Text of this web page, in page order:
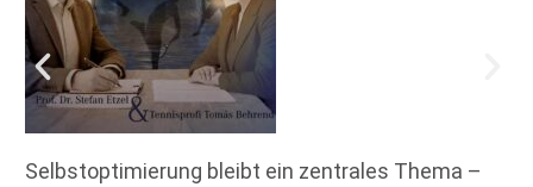
Selbstoptimierung bleibt ein zentrales Thema –